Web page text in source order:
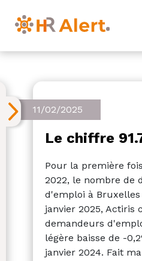
11/02/2025
Le chiffre
Pour la première
2022, le nombre de
d'emploi à Bruxelles
janvier 2025, Actiris
demandeurs
légère baisse de -
janvier 2024. Fait